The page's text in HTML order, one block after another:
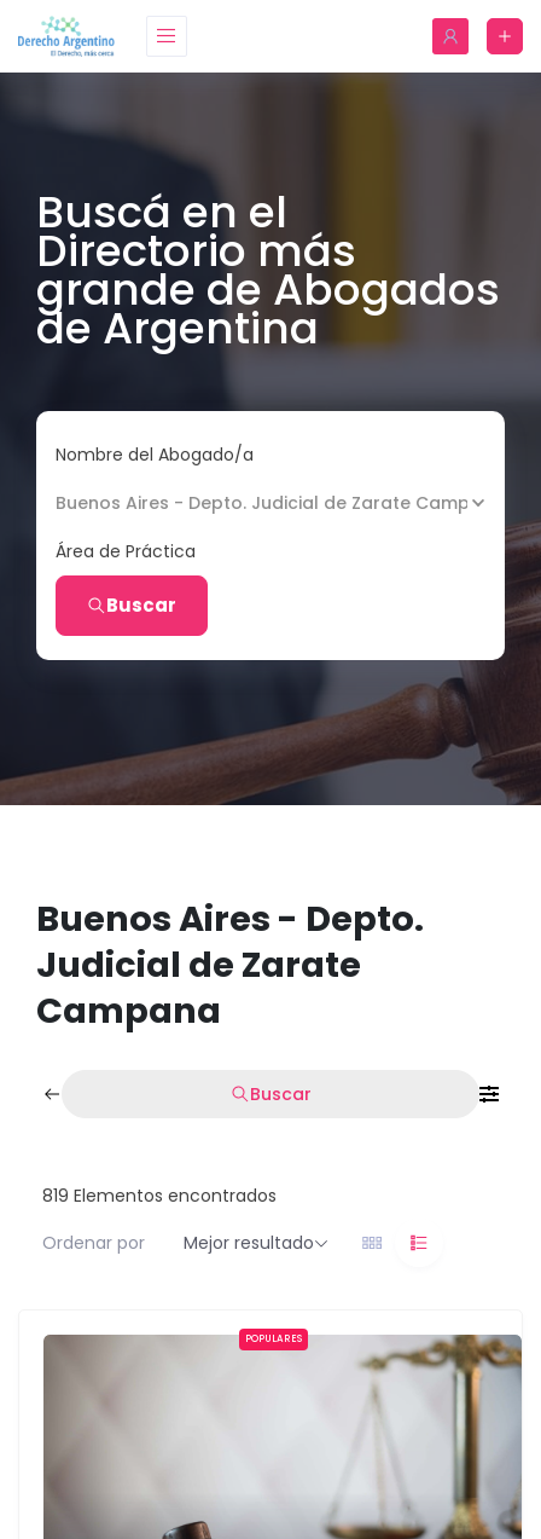
Buscá en el
Directorio más
grande de Abogados
de Argentina
Nombre del Abogado/a
Buenos Aires - Depto. Judicial de Zarate Campana
Área de Práctica
Buscar
Buenos Aires - Depto.
Judicial de Zarate
Campana
Buscar
819 Elementos encontrados
Ordenar por
Mejor resultado
POPULARES